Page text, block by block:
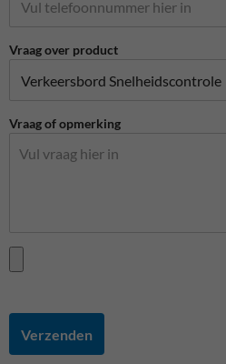
Vraag over product
Vraag of opmerking
Verzenden